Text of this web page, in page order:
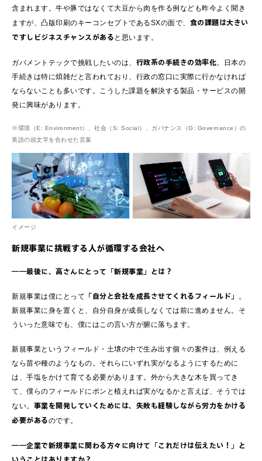
含まれます。牛や豚ではなくて大豆から肉を作る例なども昨今よく聞き
ますが、凸版印刷のキーコンセプトであるSXの面で、 食の課題は大きい
ですしビジネスチャンスがある と思います。
ガバメントテックで挑戦したいのは、 行政系の手続きの効率化。日本の
手続きは特に煩雑だと言われており、行政の窓口に実際に行かなければ
ならないことも多いです。こうした課題を解決する製品・サービスの開
発に興味があります。
※環境（E: Environment）、社会（S: Social）、ガバナンス（G: Governance）の
英語の頭文字を合わせた言葉
イメージ
新規事業に挑戦する人が循環する会社へ
――最後に、高さんにとって「新規事業」とは？
新規事業は僕にとって 「自分と会社を成長させてくれるフィールド」
。
新規事業に身を置くと、自分自身が成長しなくては前に進めません。そ
ういった意味でも、僕にはこの言い方が腑に落ちます。
新規事業というフィールド・土壌の中で生み出す個々の案件は、例える
なら苗や種のようなもの。それらにいずれ実がなるようにするために
は、手塩をかけて育てる必要があります。外から大きな木を買ってき
て、僕らのフィールドにポンと植えれば実がなるかと言えば、そうでは
ない。 事業を開発していくためには、失敗も経験しながら労力をかける
必要があるのです。
――企業で新規事業に関わる方々に向けて「これだけは伝えたい！」と